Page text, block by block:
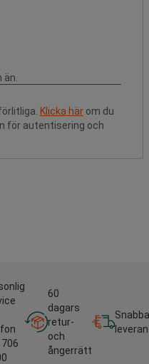
Klicka här om du
för autentisering och
60
dagars
retur-
och
ångerrätt
Snabba